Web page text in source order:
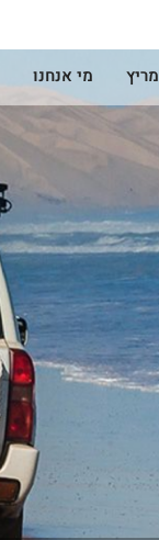
מי אנחנו